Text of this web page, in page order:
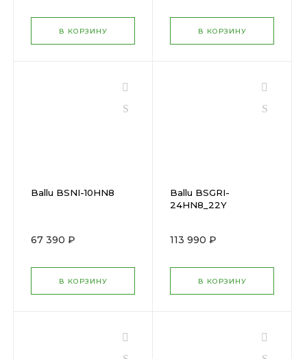
В КОРЗИНУ В КОРЗИНУ
Ballu BSNI-10HN8
67 390 ₽
В КОРЗИНУ
Ballu BSGRI-
24HN8_22Y
113 990 ₽
В КОРЗИНУ